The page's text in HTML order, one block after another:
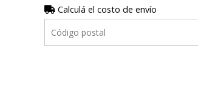
Calculá el costo de envío